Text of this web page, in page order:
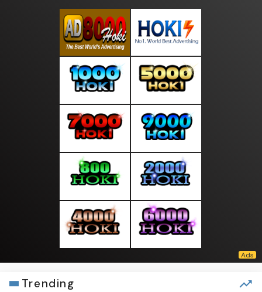
Trending